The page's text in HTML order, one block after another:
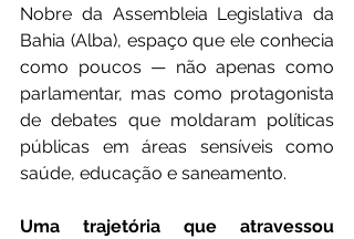
Nobre da Assembleia Legislativa da
Bahia (Alba), espaço que ele conhecia
como poucos — não apenas como
parlamentar, mas como protagonista
de debates que moldaram políticas
públicas em áreas sensíveis como
saúde, educação e saneamento.
Uma trajetória que atravessou